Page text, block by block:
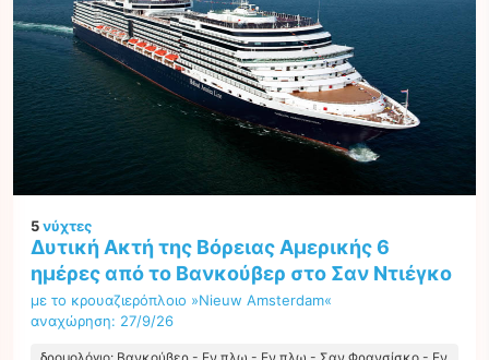
5νύχτες
Δυτική Ακτή της Βόρειας Αμερικής 6
ημέρες από το Βανκούβερ στο Σαν Ντιέγκο
με το κρουαζιερόπλοιο »Nieuw Amsterdam«
αναχώρηση: 27/9/26